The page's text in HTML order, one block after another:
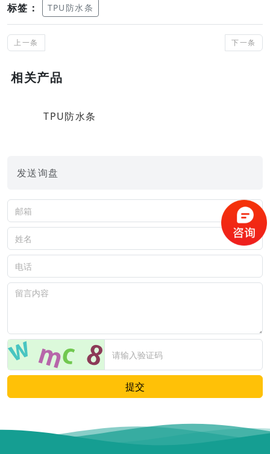
标签： TPU防水条
上一条 下一条
相关产品
TPU防水条
发送询盘
提交